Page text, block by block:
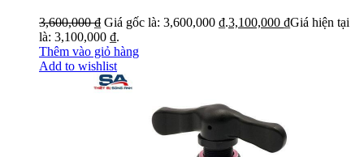
3,600,000₫ Giá gốc là: 3,600,000 ₫.3,100,000 ₫Giá hiện tại
là: 3,100,000 ₫.
Thêm vào giỏ hàng
Add to wishlist